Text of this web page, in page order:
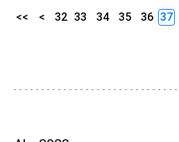
<< < 32 33 34 35 36 37